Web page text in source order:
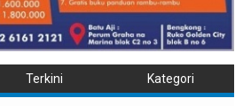
Terkini Kategori